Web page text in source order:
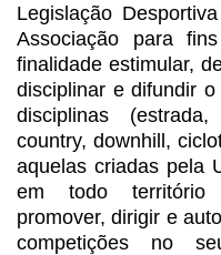
Legislação
Associação para
finalidade estimular,
disciplinar e difundir
disciplinas
country, downhill,
aquelas criadas pela
em todo território
promover, dirigir e
competições no